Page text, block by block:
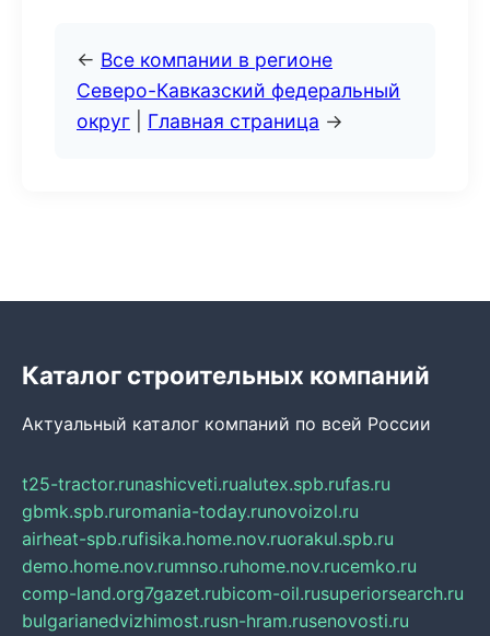
← Все компании в регионе
Северо-Кавказский федеральный
округ
Главная страница →
Каталог строительных компаний
Актуальный каталог компаний по всей России
t25-tractor.runashicveti.rualutex.spb.rufas.ru
gbmk.spb.ruromania-today.runovoizol.ru
airheat-spb.rufisika.home.nov.ruorakul.spb.ru
demo.home.nov.rumnso.ruhome.nov.rucemko.ru
comp-land.org7gazet.rubicom-oil.rusuperiorsearch.ru
bulgarianedvizhimost.rusn-hram.rusenovosti.ru